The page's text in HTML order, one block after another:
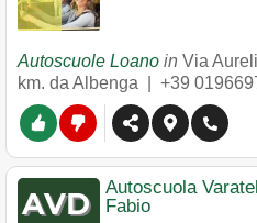
Autoscuole Loano in Via
km. da Albenga | +39
Autoscuola
Fabio